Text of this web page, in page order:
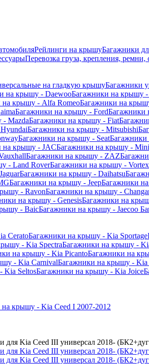
Рейлинги на крышуБагажники
Перевозка груза, крепления, ремни,
на гладкую крышуБагажники
на крышу - DaewooБагажники на крышу
на крышу - Alfa RomeoБагажники на
Багажники на крышу - FordБагажники
MazdaБагажники на крышу - Fiat
Багажники на крышу - Mitsubishi
Багажники на крышу - Seat
на крышу - JACБагажники на крышу - Mini
Багажники на крышу - ZAZ
- Land RoverБагажники на крышу - Vortex
Багажники на крышу - Daihatsu
Багажники на крышу - JeepБагажники
- RavonБагажники на крышу -
на крышу - GenesisБагажники на
- BaicБагажники на крышу - Jaecoo
CeratoБагажники на крышу - Kia Sportage
- Kia SpectraБагажники на крышу -
на крышу - Kia PicantoБагажники на
- Kia CarnivalБагажники на крышу - Kia
Kia SeltosБагажники на крышу - Kia Joice
крышу - Kia Ceed I 2007-2012
для Kia Ceed III универсал 2018-